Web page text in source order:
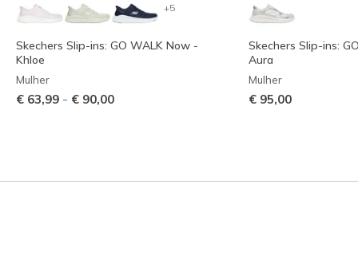
+5
Skechers Slip-ins: GO WALK Now -
Khloe
Mulher
€ 63,99 - € 90,00
Skechers Slip-ins:
Aura
Mulher
€ 95,00